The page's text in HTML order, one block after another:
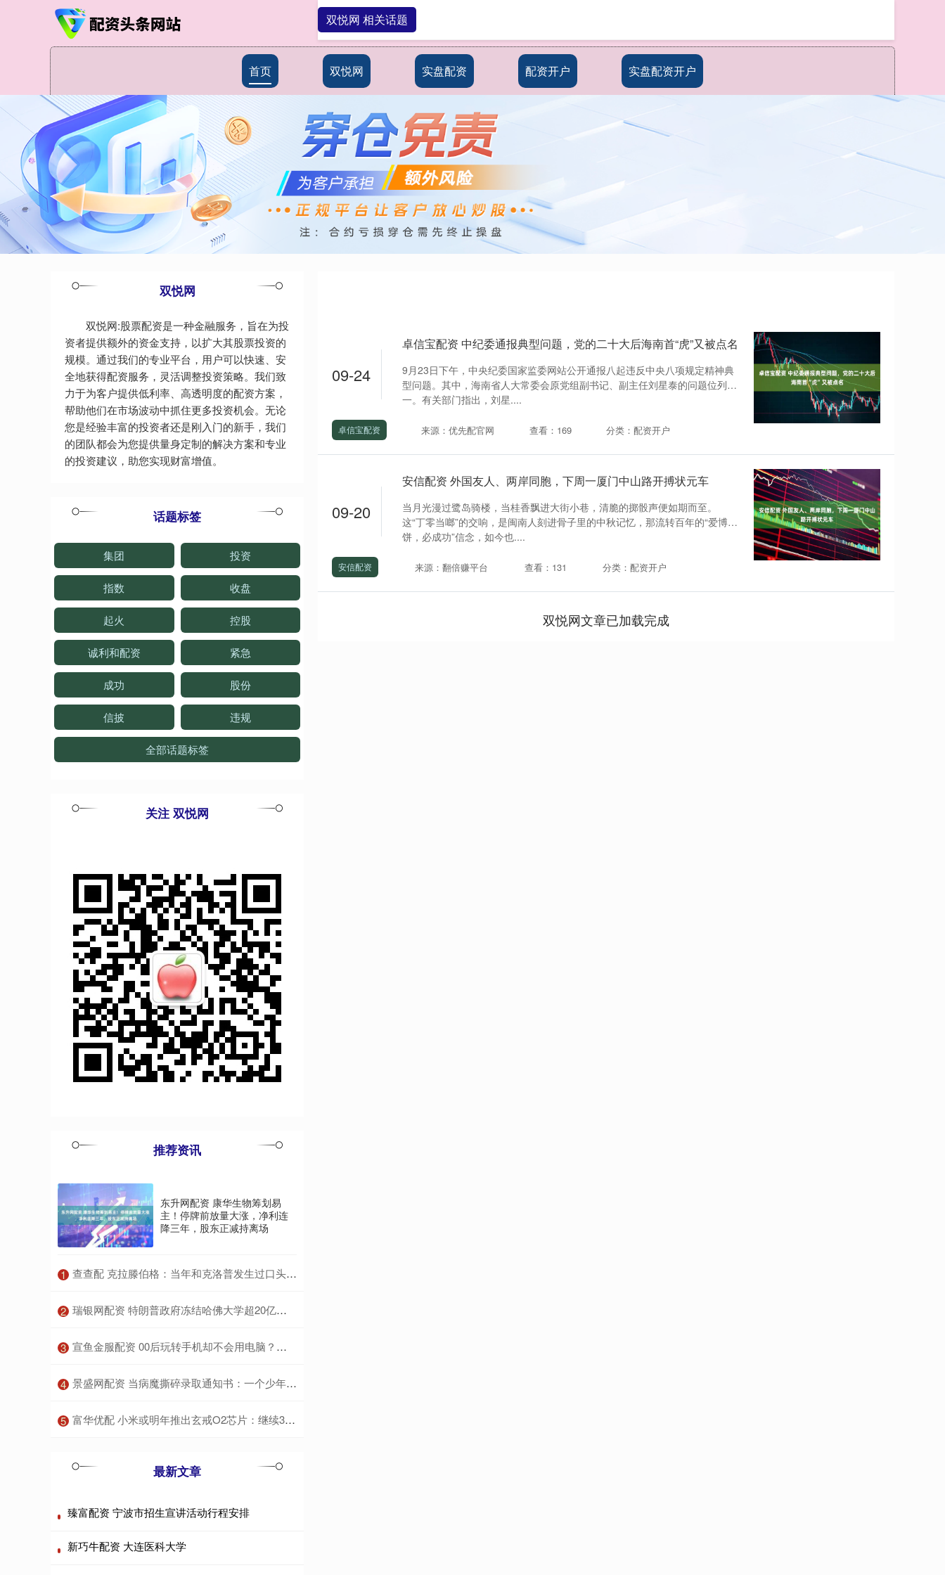
首页 双悦网 实盘配资 配资开户 实盘配资开户
双悦网 相关话题
09-24
卓信宝配资 中纪委通报典型问题，党的二十大后海南首“虎”又被点名
9月23日下午，中央纪委国家监委网站公开通报八起违反中央八项规定精神典
型问题。其中，海南省人大常委会原党组副书记、副主任刘星泰的问题位列第
一。有关部门指出，刘星....
卓信宝配资 来源：优先配官网 查看：169 分类：配资开户
09-20
安信配资 外国友人、两岸同胞，下周一厦门中山路开搏状元车
当月光漫过鹭岛骑楼，当桂香飘进大街小巷，清脆的掷骰声便如期而至。
这“丁零当啷”的交响，是闽南人刻进骨子里的中秋记忆，那流转百年的“爱博
饼，必成功”信念，如今也....
安信配资 来源：翻倍赚平台 查看：131 分类：配资开户
双悦网文章已加载完成
双悦网
双悦网:股票配资是一种金融服务，旨在为投
资者提供额外的资金支持，以扩大其股票投资的
规模。通过我们的专业平台，用户可以快速、安
全地获得配资服务，灵活调整投资策略。我们致
力于为客户提供低利率、高透明度的配资方案，
帮助他们在市场波动中抓住更多投资机会。无论
您是经验丰富的投资者还是刚入门的新手，我们
的团队都会为您提供量身定制的解决方案和专业
的投资建议，助您实现财富增值。
话题标签
集团 投资
指数 收盘
起火 控股
诚利和配资 紧急
成功 股份
信披 违规
全部话题标签
关注 双悦网
推荐资讯
东升网配资 康华生物筹划易
主！停牌前放量大涨，净利连
降三年，股东正减持离场
1 ​查查配 克拉滕伯格：当年和克洛普发生过口头冲突 我让他滚
2 ​瑞银网配资 特朗普政府冻结哈佛大学超20亿资金被裁定非法 | 环球市场
3 ​宣鱼金服配资 00后玩转手机却不会用电脑？真相让人意外！
4 ​景盛网配资 当病魔撕碎录取通知书：一个少年未竟的铁路梦与生命教育的沉重叩问
5 ​富华优配 小米或明年推出玄戒O2芯片：继续3nm工艺，有望给汽车安排上
最新文章
臻富配资 宁波市招生宣讲活动行程安排
新巧牛配资 大连医科大学